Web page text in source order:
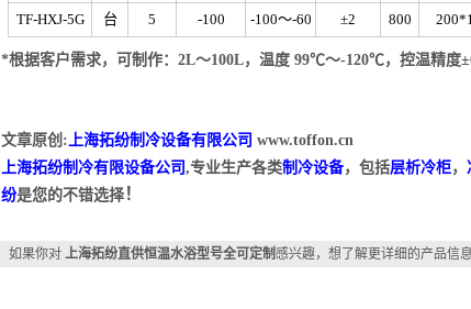
TF-HXJ-5G 台 5 -100 -100～-60 ±2 800
*根据客户需求，可制作：2L～100L，温度 99℃～-120℃，控温精度
文章原创:上海拓纷制冷设备有限公司 www.toffon.cn
上海拓纷制冷有限设备公司 ,专业生产各类制冷设备，包括层析冷柜，
纷是您的不错选择！
如果你对 上海拓纷直供恒温水浴型号全可定制感兴趣，想了解更详细的产品信